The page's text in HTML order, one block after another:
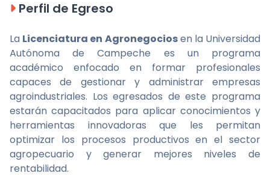
Perfil de Egreso
La Licenciatura en Agronegociosen la Universidad
Autónoma de Campeche es un programa
académico enfocado en formar profesionales
capaces de gestionar y administrar empresas
agroindustriales. Los egresados de este programa
estarán capacitados para aplicar conocimientos y
herramientas innovadoras que les permitan
optimizar los procesos productivos en el sector
agropecuario y generar mejores niveles de
rentabilidad.